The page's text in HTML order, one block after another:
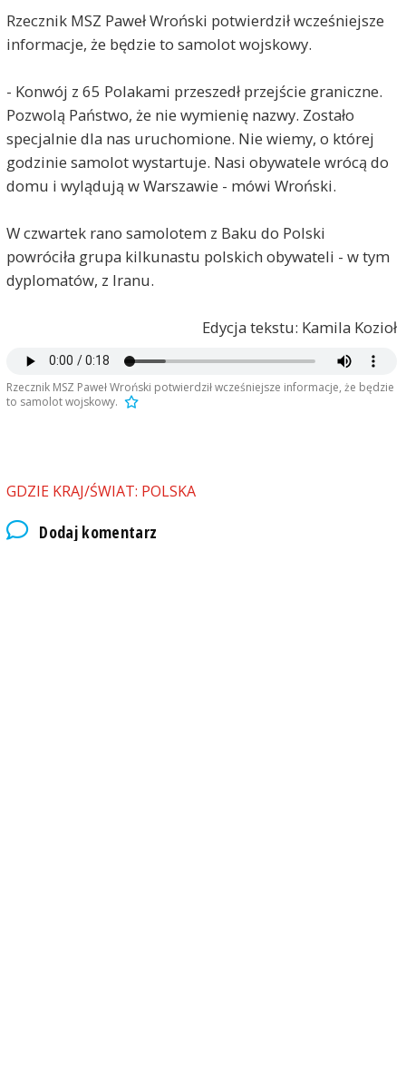
Rzecznik MSZ Paweł Wroński potwierdził wcześniejsze
informacje, że będzie to samolot wojskowy.
- Konwój z 65 Polakami przeszedł przejście graniczne.
Pozwolą Państwo, że nie wymienię nazwy. Zostało
specjalnie dla nas uruchomione. Nie wiemy, o której
godzinie samolot wystartuje. Nasi obywatele wrócą do
domu i wylądują w Warszawie - mówi Wroński.
W czwartek rano samolotem z Baku do Polski
powróciła grupa kilkunastu polskich obywateli - w tym
dyplomatów, z Iranu.
Edycja tekstu: Kamila Kozioł
Rzecznik MSZ Paweł Wroński potwierdził wcześniejsze informacje, że będzie
to samolot wojskowy.
GDZIE KRAJ/ŚWIAT: POLSKA
Dodaj komentarz